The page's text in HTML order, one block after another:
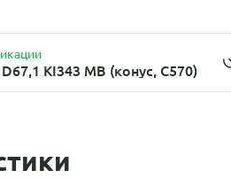
KI343 MB (конус, C570)